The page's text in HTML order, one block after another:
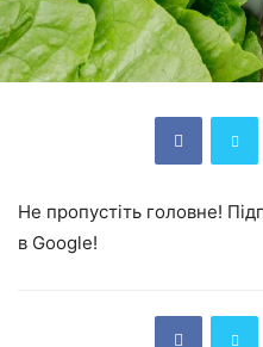
Не пропустіть головне!
в Google!